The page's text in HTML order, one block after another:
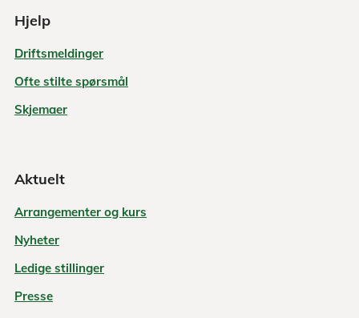
Hjelp
Driftsmeldinger
Ofte stilte spørsmål
Skjemaer
Aktuelt
Arrangementer og kurs
Nyheter
Ledige stillinger
Presse